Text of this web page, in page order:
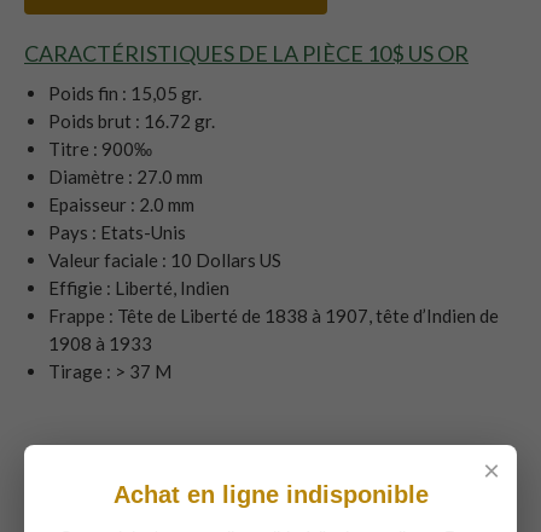
CARACTÉRISTIQUES DE LA PIÈCE 10$ US OR
Poids fin : 15,05 gr.
Poids brut : 16.72 gr.
Titre : 900‰
Diamètre : 27.0 mm
Epaisseur : 2.0 mm
Pays : Etats-Unis
Valeur faciale : 10 Dollars US
Effigie : Liberté, Indien
Frappe : Tête de Liberté de 1838 à 1907, tête d’Indien de
1908 à 1933
Tirage : > 37 M
VOUS VENDEZ :